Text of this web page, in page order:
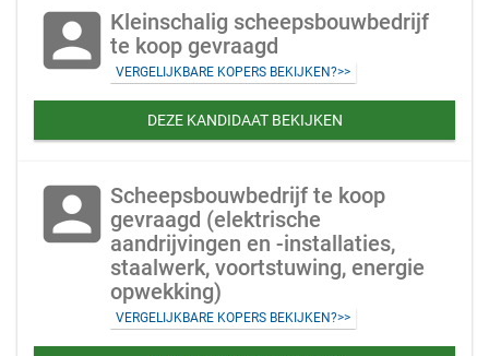
account_box Kleinschalig scheepsbouwbedrijf
te koop gevraagd
VERGELIJKBARE KOPERS BEKIJKEN?>>
DEZE KANDIDAAT BEKIJKEN
account_box Scheepsbouwbedrijf te koop
gevraagd (elektrische
aandrijvingen en -installaties,
staalwerk, voortstuwing, energie
opwekking)
VERGELIJKBARE KOPERS BEKIJKEN?>>